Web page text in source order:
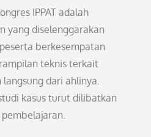
IPPAT adalah
yang diselenggarakan
berkesempatan
teknis terkait
dari ahlinya.
kasus turut dilibatkan